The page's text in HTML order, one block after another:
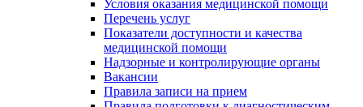
Условия оказания медицинской помощи
Перечень услуг
Показатели доступности и качества
медицинской помощи
Надзорные и контролирующие органы
Вакансии
Правила записи на прием